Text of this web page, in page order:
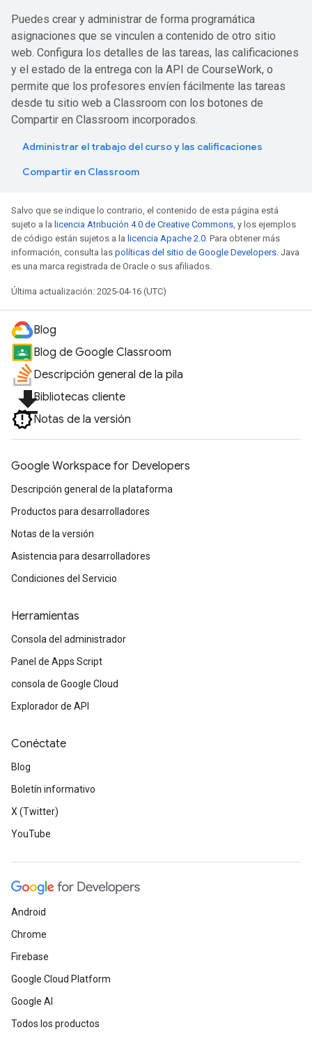
Puedes crear y administrar de forma programática
asignaciones que se vinculen a contenido de otro sitio
web. Configura los detalles de las tareas, las calificaciones
y el estado de la entrega con la API de CourseWork, o
permite que los profesores envíen fácilmente las tareas
desde tu sitio web a Classroom con los botones de
Compartir en Classroom incorporados.
Administrar el trabajo del curso y las calificaciones
Compartir en Classroom
Salvo que se indique lo contrario, el contenido de esta página está
sujeto a la licencia Atribución 4.0 de Creative Commons , y los ejemplos
de código están sujetos a la licencia Apache 2.0 . Para obtener más
información, consulta las políticas del sitio de Google Developers . Java
es una marca registrada de Oracle o sus afiliados.
Última actualización: 2025-04-16 (UTC)
Blog
Blog de Google Classroom
Descripción general de la pila
file_downloadBibliotecas cliente
Notas de la versión
Google Workspace for Developers
Descripción general de la plataforma
Productos para desarrolladores
Notas de la versión
Asistencia para desarrolladores
Condiciones del Servicio
Herramientas
Consola del administrador
Panel de Apps Script
consola de Google Cloud
Explorador de API
Conéctate
Blog
Boletín informativo
X (Twitter)
YouTube
Android
Chrome
Firebase
Google Cloud Platform
Google AI
Todos los productos